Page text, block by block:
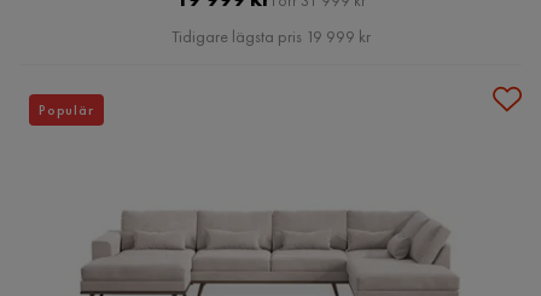
Pris
Tidigare lägsta pris 19 999 kr
Populär